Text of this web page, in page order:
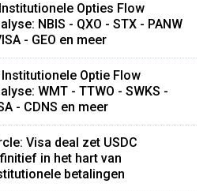
Opties Flow
NBIS - QXO - STX - PANW
- GEO en meer
Institutionele Optie Flow
WMT - TTWO - SWKS -
- CDNS en meer
Visa deal zet USDC
in het hart van
betalingen